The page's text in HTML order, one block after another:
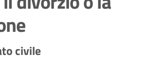
civile